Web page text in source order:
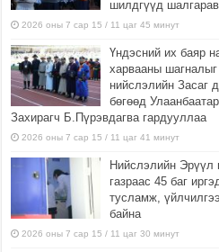
шилдгүүд шалгарав
2026 оны 7 сар 15 / 11 цаг 45 минут
Үндэсний их баяр
харвааны шагналыг
нийслэлийн Засаг
бөгөөд
Захирагч Б.Пүрэвдагва гардууллаа
2026 оны 7 сар 15 / 11 цаг 41 минут
Нийслэлийн Эрүүл
газраас 45 баг
тусламж,
байна
2026 оны 7 сар 15 / 11 цаг 30 минут